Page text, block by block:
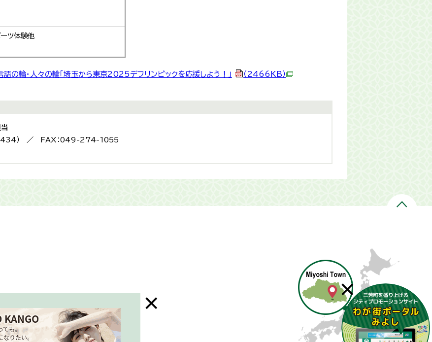
ーツ体験他
語の輪・人々の輪「埼玉から東京2025デフリンピックを応援しよう！」 （2466KB）
434） ／ FAX：049-274-1055
はお休み）
三芳町ホームページ